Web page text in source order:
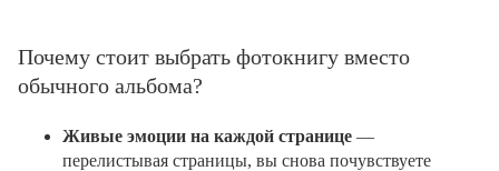
Почему стоит выбрать фотокнигу вместо
обычного альбома?
Живые эмоции на каждой странице —
перелистывая страницы, вы снова почувствуете